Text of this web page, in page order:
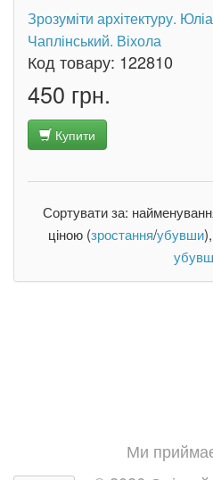
Зрозуміти архітектуру.
Чаплінський. Віхола
Код товару: 122810
450 грн.
Купити
Сортувати за:
ціною (зростання/убувши
Ми